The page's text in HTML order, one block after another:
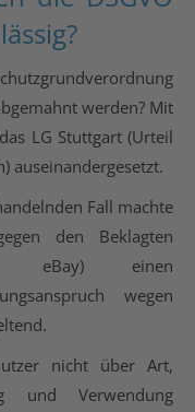
werden? Mit
LG Stuttgart (Urteil
auseinandergesetzt.
Fall machte
den Beklagten
eBay) einen
wegen
nicht über Art,
und Verwendung